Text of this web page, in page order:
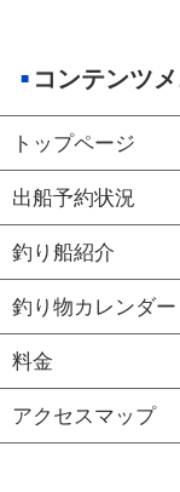
コンテンツ
トップページ
出船予約状況
釣り船紹介
釣り物カレンダー
料金
アクセスマップ